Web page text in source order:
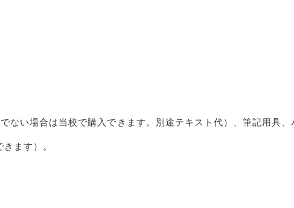
ない場合は当校で購入できます。別途テキスト代）、筆記用具
ます）。